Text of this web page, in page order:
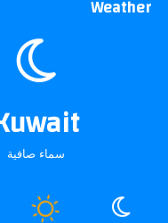
Weather
سماء صافية